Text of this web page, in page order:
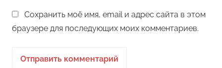
Сохранить моё имя, email и адрес сайта в этом
браузере для последующих моих комментариев.